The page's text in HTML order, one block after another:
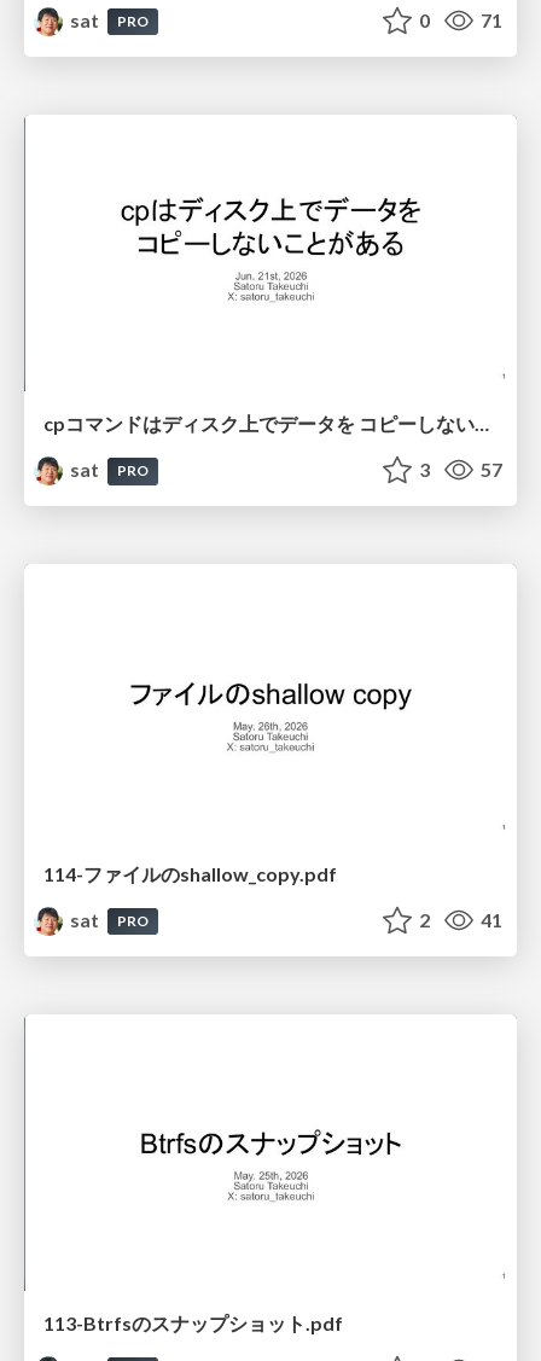
sat
PRO 0 71
cpコマンドはディスク上でデータを コピーしないことがある
sat
PRO 3 57
114-ファイルのshallow_copy.pdf
sat
PRO 2 41
113-Btrfsのスナップショット.pdf